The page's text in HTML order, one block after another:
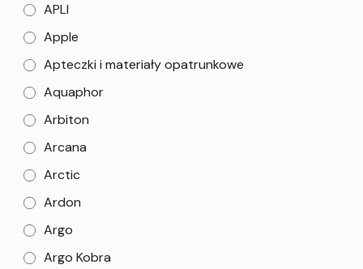
APLI
Apple
Apteczki i materiały opatrunkowe
Aquaphor
Arbiton
Arcana
Arctic
Ardon
Argo
Argo Kobra